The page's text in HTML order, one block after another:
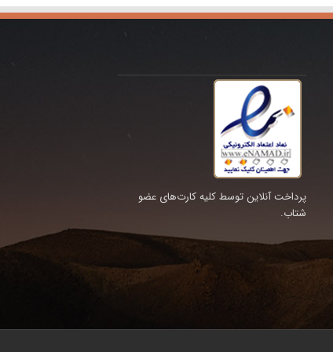
پرداخت آنلاین توسط کلیه کارت‌های عضو
شتاب.